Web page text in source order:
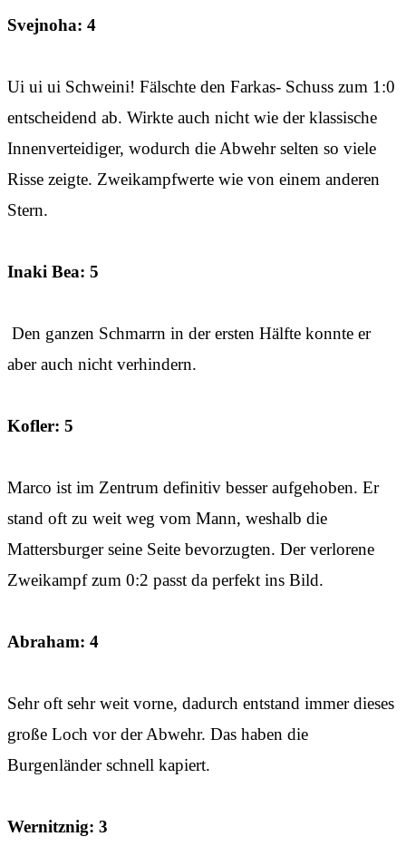
Svejnoha: 4
Ui ui ui Schweini! Fälschte den Farkas- Schuss zum 1:0
entscheidend ab. Wirkte auch nicht wie der klassische
Innenverteidiger, wodurch die Abwehr selten so viele
Risse zeigte. Zweikampfwerte wie von einem anderen
Stern.
Inaki Bea: 5
Den ganzen Schmarrn in der ersten Hälfte konnte er
aber auch nicht verhindern.
Kofler: 5
Marco ist im Zentrum definitiv besser aufgehoben. Er
stand oft zu weit weg vom Mann, weshalb die
Mattersburger seine Seite bevorzugten. Der verlorene
Zweikampf zum 0:2 passt da perfekt ins Bild.
Abraham: 4
Sehr oft sehr weit vorne, dadurch entstand immer dieses
große Loch vor der Abwehr. Das haben die
Burgenländer schnell kapiert.
Wernitznig: 3